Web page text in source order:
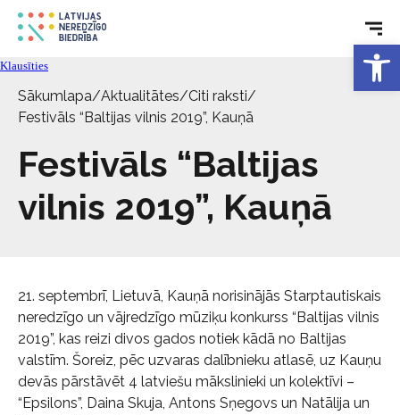
Tehniskie palīglīdzekļi
Aktualitātes
Par biedrību
Klausīties
Sākumlapa/Aktualitātes/Citi raksti/
Festivāls “Baltijas vilnis 2019”, Kauņā
Festivāls “Baltijas
vilnis 2019”, Kauņā
21. septembrī, Lietuvā, Kauņā norisinājās Starptautiskais
neredzīgo un vājredzīgo mūziķu konkurss “Baltijas vilnis
2019”, kas reizi divos gados notiek kādā no Baltijas
valstīm. Šoreiz, pēc uzvaras dalībnieku atlasē, uz Kauņu
devās pārstāvēt 4 latviešu mākslinieki un kolektīvi –
“Epsilons”, Daina Skuja, Antons Sņegovs un Natālija un